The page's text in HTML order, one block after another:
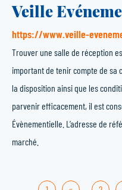
Veille
https://www.veille-
Trouver une salle de réception
important de tenir compte de sa
la disposition ainsi que les
parvenir efficacement, il est
Évènementielle. L’adresse de
marché.